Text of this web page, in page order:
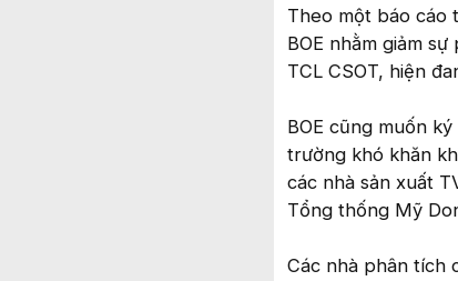
Theo một báo cáo
BOE nhằm giảm
TCL CSOT, hiện
BOE cũng muốn
trường khó khăn
các nhà sản xuất
Tổng thống Mỹ
Các nhà phân tích